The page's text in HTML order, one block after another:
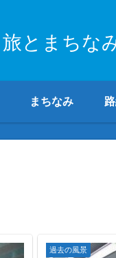
旅とまちな
まちなみ
過去の風景